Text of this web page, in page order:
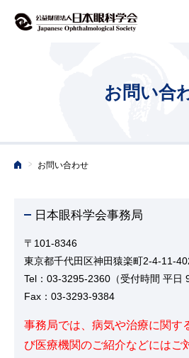
お問い合
ホーム
> お問い合わせ
日本眼科学会事務局
〒101-8346
東京都千代田区神田猿楽町2-4-11-
Tel：03-3295-2360（受付時間 平日
Fax：03-3293-9384
事務局では、病気や治療に関す
び医療機関のご紹介などにはご